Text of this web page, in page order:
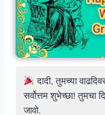
दादी, तुमच्या
सर्वोत्तम शुभेच्छा! तुमचा
जावो.